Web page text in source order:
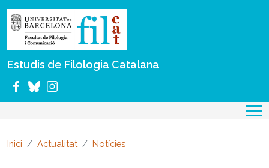
Estudis de Filologia Catalana
Inici Actualitat Notícies